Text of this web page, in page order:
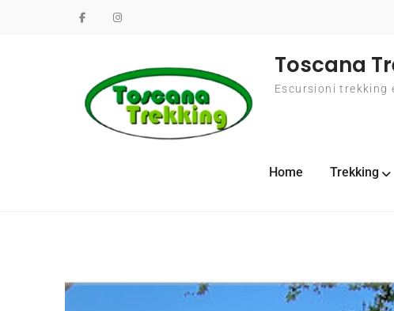
Toscana
Escursioni
Home Trekking